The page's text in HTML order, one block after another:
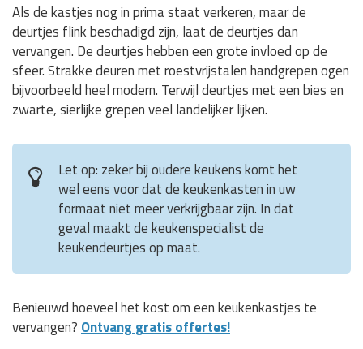
Als de kastjes nog in prima staat verkeren, maar de
deurtjes flink beschadigd zijn, laat de deurtjes dan
vervangen. De deurtjes hebben een grote invloed op de
sfeer. Strakke deuren met roestvrijstalen handgrepen ogen
bijvoorbeeld heel modern. Terwijl deurtjes met een bies en
zwarte, sierlijke grepen veel landelijker lijken.
Let op: zeker bij oudere keukens komt het
wel eens voor dat de keukenkasten in uw
formaat niet meer verkrijgbaar zijn. In dat
geval maakt de keukenspecialist de
keukendeurtjes op maat.
Benieuwd hoeveel het kost om een keukenkastjes te
vervangen? Ontvang gratis offertes!